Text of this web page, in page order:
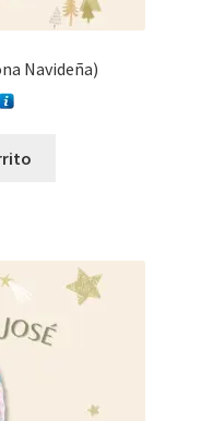
Navideña)